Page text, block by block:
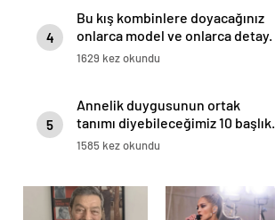
4
Bu kış kombinlere doyacağınız
onlarca model ve onlarca detay.
1629 kez okundu
5
Annelik duygusunun ortak
tanımı diyebileceğimiz 10 başlık.
1585 kez okundu